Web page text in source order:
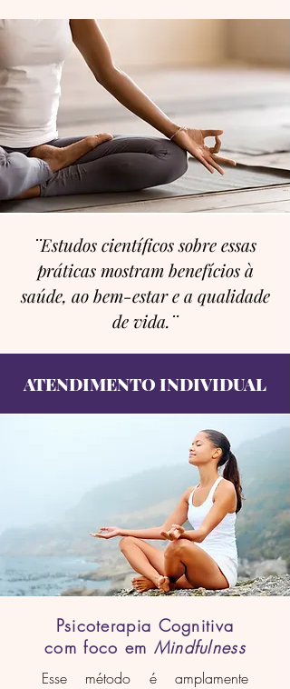
¨Estudos científicos sobre essas
práticas mostram benefícios à
saúde, ao bem-estar e a qualidade
de vida.¨
ATENDIMENTO INDIVIDUAL
Psicoterapia Cognitiva
com foco em Mindfulness
Esse método é amplamente